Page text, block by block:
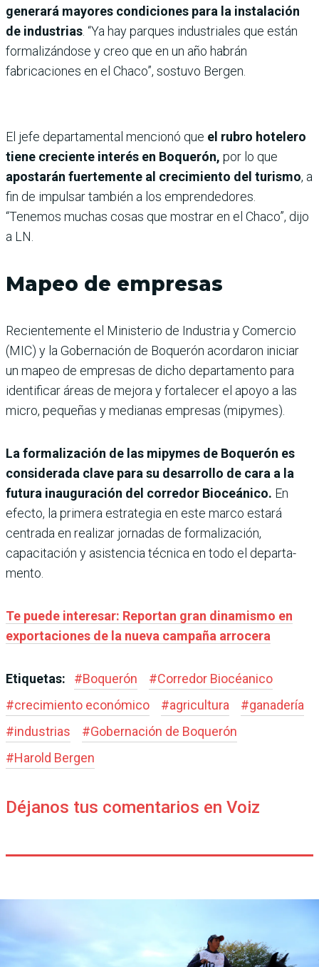
generará mayores condiciones para la instalación
de industrias. “Ya hay parques industriales que están
formalizándose y creo que en un año habrán
fabricaciones en el Chaco”, sostuvo Bergen.
El jefe departamental mencionó que el rubro hotelero
tiene creciente interés en Boquerón, por lo que
apostarán fuertemente al crecimiento del turismo, a
fin de impulsar también a los emprendedores.
“Tenemos muchas cosas que mostrar en el Chaco”, dijo
a LN.
Mapeo de empresas
Recientemente el Ministerio de Industria y Comercio
(MIC) y la Gobernación de Boquerón acordaron iniciar
un mapeo de empresas de dicho departamento para
identificar áreas de mejora y fortalecer el apoyo a las
micro, pequeñas y medianas empresas (mipymes).
La formalización de las mipymes de Boquerón es
considerada clave para su desarrollo de cara a la
futura inauguración del corredor Bioceánico. En
efecto, la primera estrategia en este marco estará
centrada en rea­lizar jornadas de formaliza­ción,
capacitación y asistencia técnica en todo el departa­
mento.
Te puede interesar: Reportan gran dinamismo en
exportaciones de la nueva campaña arrocera
Etiquetas: #Boquerón #Corredor Biocéanico
#crecimiento económico #agricultura #ganadería
#industrias #Gobernación de Boquerón
#Harold Bergen
Déjanos tus comentarios en Voiz